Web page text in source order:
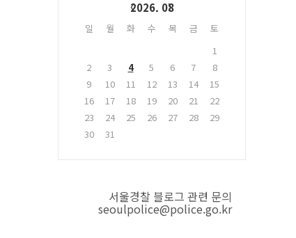
2026. 08
일 월 화 수 목 금
토
1
2
3 4 5 6 7
8
9
10 11 12 13 14
15
16
17 18 19 20 21
22
23
24 25 26 27 28
29
30
31
서울경찰 블로그 관련 문의
seoulpolice@police.go.kr